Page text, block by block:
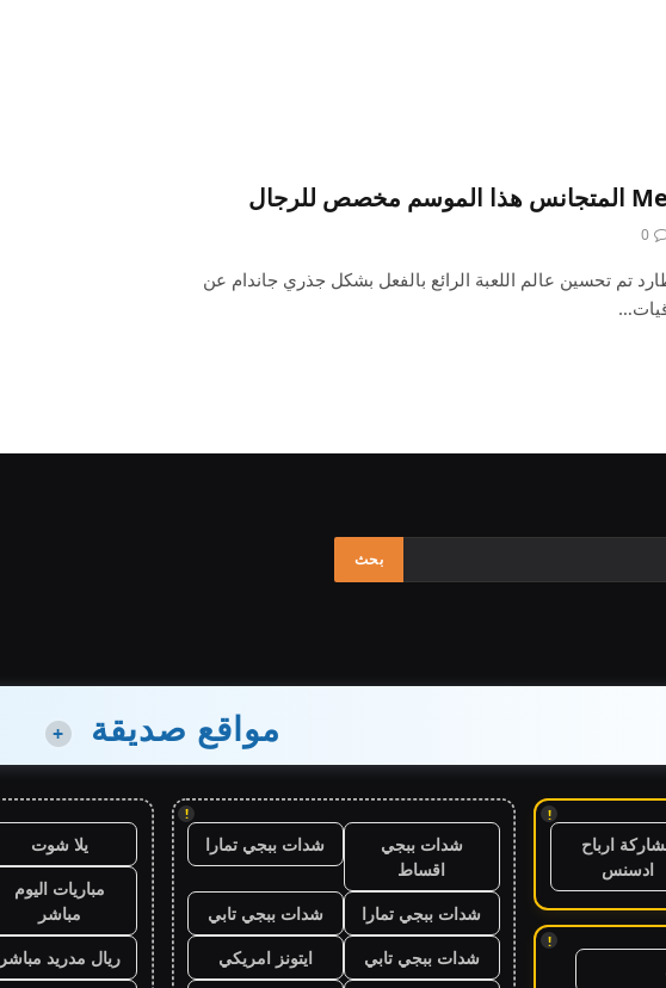
0
تم تحسين عالم اللعبة الرائع بالفعل بشكل جذري جاندام عن
مواقع صديقة +
!
ارباح
ادسنس
!
!
شدات ببجي
اقساط
شدات ببجي تمارا
شدات ببجي تمارا
شدات ببجي تابي
شدات ببجي تابي
ايتونز امريكي
يلا شوت
مباريات اليوم
مباشر
ريال مدريد مباشر